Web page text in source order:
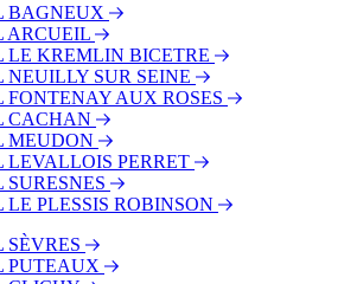
BAGNEUX
ARCUEIL
LE KREMLIN BICETRE
NEUILLY SUR SEINE
FONTENAY AUX ROSES
CACHAN
MEUDON
LEVALLOIS PERRET
SURESNES
LE PLESSIS ROBINSON
SÈVRES
PUTEAUX